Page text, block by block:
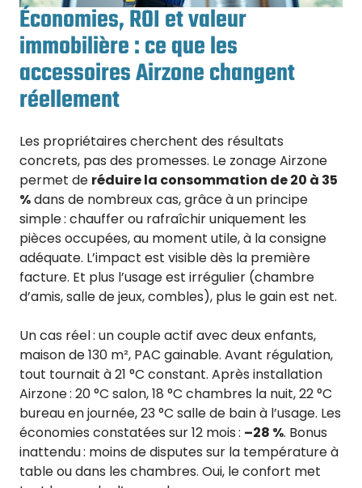
Économies, ROI et valeur
immobilière : ce que les
accessoires Airzone changent
réellement
Les propriétaires cherchent des résultats
concrets, pas des promesses. Le zonage Airzone
permet de réduire la consommation de 20 à 35
%dans de nombreux cas, grâce à un principe
simple : chauffer ou rafraîchir uniquement les
pièces occupées, au moment utile, à la consigne
adéquate. L’impact est visible dès la première
facture. Et plus l’usage est irrégulier (chambre
d’amis, salle de jeux, combles), plus le gain est net.
Un cas réel : un couple actif avec deux enfants,
maison de 130 m², PAC gainable. Avant régulation,
tout tournait à 21 °C constant. Après installation
Airzone : 20 °C salon, 18 °C chambres la nuit, 22 °C
bureau en journée, 23 °C salle de bain à l’usage. Les
économies constatées sur 12 mois : –28 %. Bonus
inattendu : moins de disputes sur la température à
table ou dans les chambres. Oui, le confort met